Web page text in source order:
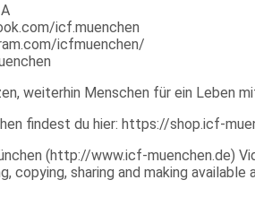
icf.muenchen
icfmuenchen/
weiterhin Menschen für ein Leben
findest du hier: https://shop.icf-
(http://www.icf-muenchen.de)
copying, sharing and making